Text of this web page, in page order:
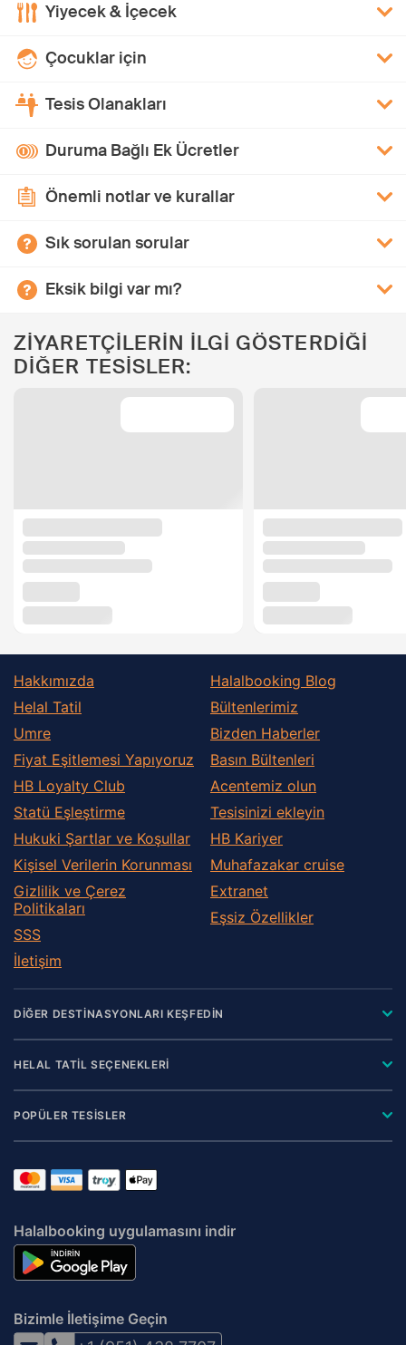
Yiyecek & İçecek
Çocuklar için
Tesis Olanakları
Duruma Bağlı Ek Ücretler
Önemli notlar ve kurallar
Sık sorulan sorular
Eksik bilgi var mı?
ZİYARETÇİLERİN İLGİ GÖSTERDİĞİ
DİĞER TESİSLER:
Hakkımızda
Helal Tatil
Umre
Fiyat Eşitlemesi Yapıyoruz
HB Loyalty Club
Statü Eşleştirme
Hukuki Şartlar ve Koşullar
Kişisel Verilerin Korunması
Gizlilik ve Çerez
Politikaları
SSS
İletişim
Halalbooking Blog
Bültenlerimiz
Bizden Haberler
Basın Bültenleri
Acentemiz olun
Tesisinizi ekleyin
HB Kariyer
Muhafazakar сruise
Extranet
Eşsiz Özellikler
DİĞER DESTİNASYONLARI KEŞFEDİN
HELAL TATİL SEÇENEKLERİ
POPÜLER TESİSLER
Halalbooking uygulamasını indir
Bizimle İletişime Geçin